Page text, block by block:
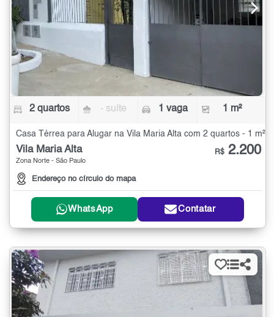
2 quartos - suíte 1 vaga 1 m²
Casa Térrea para Alugar na Vila Maria Alta com 2 quartos - 1 m²
Vila Maria Alta
Zona Norte - São Paulo
Endereço no círculo do mapa
R$ 2.200
WhatsApp Contatar